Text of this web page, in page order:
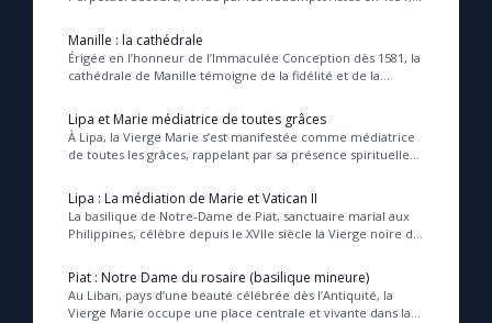
Manille : la cathédrale
Érigée en l’honneur de l’Immaculée Conception dès 1581, la
cathédrale de Manille témoigne de la fidélité et de la
Lipa et Marie médiatrice de toutes grâces
À Lipa, la Vierge Marie s’est manifestée comme médiatrice
de toutes les grâces, rappelant par sa présence spirituelle
Lipa : La médiation de Marie et Vatican II
La basilique de Notre-Dame de Piat, sanctuaire marial aux
Philippines, célèbre depuis le XVIIe siècle la Vierge noire du
Piat : Notre Dame du rosaire (basilique mineure)
Au Liban, pays d’une beauté célébrée dès l’Antiquité, la
Vierge Marie occupe une place centrale et vivante dans la